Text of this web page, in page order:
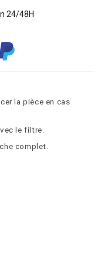
la pièce en cas
le filtre.
complet.
24/48H